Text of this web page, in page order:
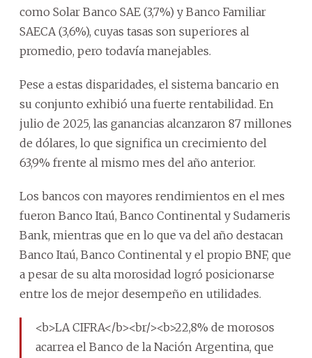
como Solar Banco SAE (3,7%) y Banco Familiar
SAECA (3,6%), cuyas tasas son superiores al
promedio, pero todavía manejables.
Pese a estas disparidades, el sistema bancario en
su conjunto exhibió una fuerte rentabilidad. En
julio de 2025, las ganancias alcanzaron 87 millones
de dólares, lo que significa un crecimiento del
63,9% frente al mismo mes del año anterior.
Los bancos con mayores rendimientos en el mes
fueron Banco Itaú, Banco Continental y Sudameris
Bank, mientras que en lo que va del año destacan
Banco Itaú, Banco Continental y el propio BNF, que
a pesar de su alta morosidad logró posicionarse
entre los de mejor desempeño en utilidades.
<b>LA CIFRA</b><br/><b>22,8% de morosos
acarrea el Banco de la Nación Argentina, que